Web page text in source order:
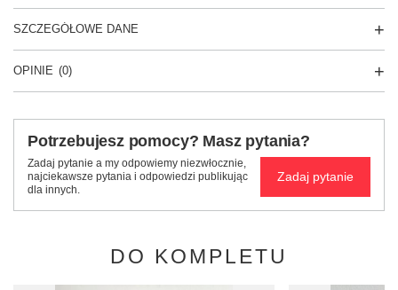
SZCZEGÓŁOWE DANE
OPINIE (0)
Potrzebujesz pomocy? Masz pytania?
Zadaj pytanie a my odpowiemy niezwłocznie,
najciekawsze pytania i odpowiedzi publikując
dla innych.
Zadaj pytanie
DO KOMPLETU